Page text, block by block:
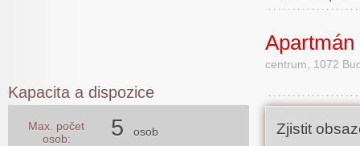
centrum, 1072
Zjistit
Kapacita a dispozice
Max. počet
osob:
5 osob